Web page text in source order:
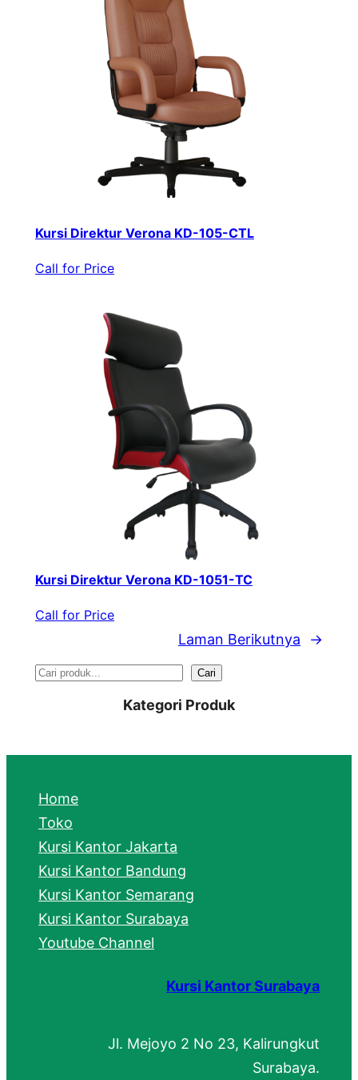
Kursi Direktur Verona KD-105-CTL
Call for Price
Kursi Direktur Verona KD-1051-TC
Call for Price
Laman Berikutnya →
S
r
h
Cari
Kategori Produk
Home
Toko
Kursi Kantor Jakarta
Kursi Kantor Bandung
Kursi Kantor Semarang
Kursi Kantor Surabaya
Youtube Channel
Kursi Kantor Surabaya
Jl. Mejoyo 2 No 23, Kalirungkut
Surabaya.